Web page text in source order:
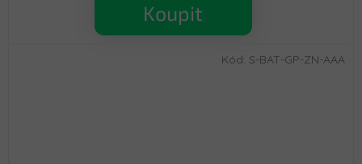
Koupit
Kód: S-BAT-GP-ZN-AAA